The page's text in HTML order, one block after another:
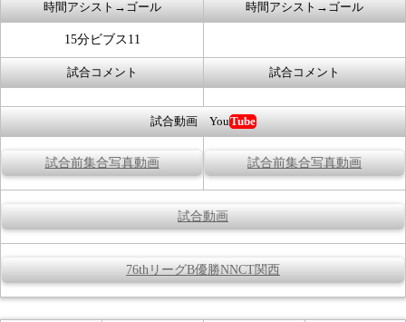
時間アシスト→ゴール 時間アシスト→ゴール
15分ビブス11
試合コメント 試合コメント
試合動画 YouTube
試合前集合写真動画 試合前集合写真動画
試合動画
76thリーグB優勝NNCT関西